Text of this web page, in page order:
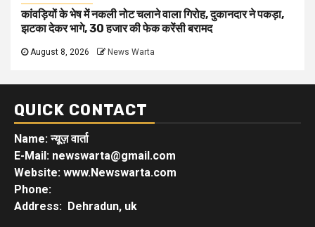
कांवड़ियों के भेष में नकली नोट चलाने वाला गिरोह, दुकानदार ने पकड़ा,
झटका देकर भागे, 30 हजार की फेक करेंसी बरामद
August 8, 2026 News Warta
QUICK CONTACT
Name: न्यूज़ वार्ता
E-Mail: newswarta@gmail.com
Website: www.Newswarta.com
Phone:
Address: Dehradun, uk